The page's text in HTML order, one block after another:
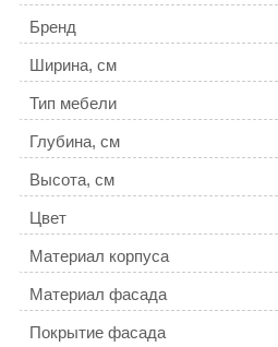
Бренд
Ширина, см
Тип мебели
Глубина, см
Высота, см
Цвет
Материал корпуса
Материал фасада
Покрытие фасада